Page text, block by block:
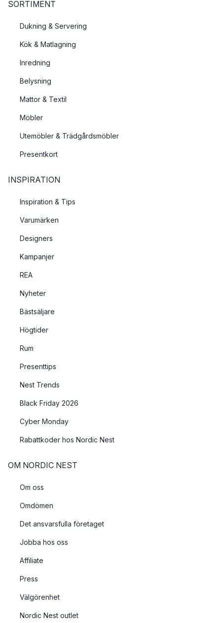
SORTIMENT
Dukning & Servering
Kök & Matlagning
Inredning
Belysning
Mattor & Textil
Möbler
Utemöbler & Trädgårdsmöbler
Presentkort
INSPIRATION
Inspiration & Tips
Varumärken
Designers
Kampanjer
REA
Nyheter
Bästsäljare
Högtider
Rum
Presenttips
Nest Trends
Black Friday 2026
Cyber Monday
Rabattkoder hos Nordic Nest
OM NORDIC NEST
Om oss
Omdömen
Det ansvarsfulla företaget
Jobba hos oss
Affiliate
Press
Välgörenhet
Nordic Nest outlet